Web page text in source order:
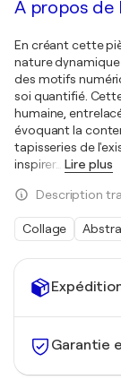
Garantie
À propos de
En créant cette
nature
des motifs
soi quantifié.
humaine,
évoquant la
tapisseries de
inspirer… Lire plus
Description
Collage